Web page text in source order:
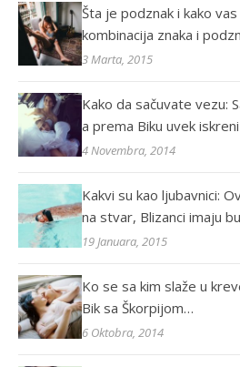
Šta je podznak i kako
kombinacija znaka i
3 Marta, 2015
Kako da sačuvate vezu:
a prema Biku uvek iskreni
4 Novembra, 2014
Kakvi su kao ljubavnici:
na stvar, Blizanci imaju
19 Januara, 2015
Ko se sa kim slaže u
Bik sa Škorpijom…
6 Oktobra, 2014